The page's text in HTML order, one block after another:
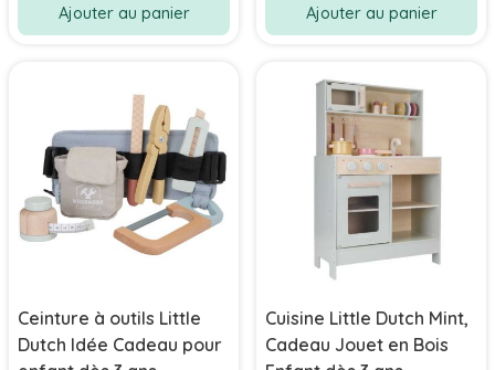
Ajouter au panier Ajouter au panier
Ceinture à outils Little
Dutch Idée Cadeau pour
Cuisine Little Dutch Mint,
Cadeau Jouet en Bois